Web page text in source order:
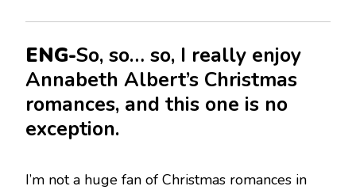
ENG-So, so… so, I really enjoy
Annabeth Albert’s Christmas
romances, and this one is no
exception.
I’m not a huge fan of Christmas romances in